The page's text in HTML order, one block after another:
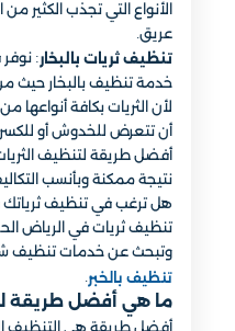
الأنواع التي تجذب الكثير
عريق.
تنظيف ثريات بالبخار:
خدمة تنظيف بالبخار حيث
لأن الثريات بكافة أنواعها
أن تتعرض للخدوش أو
أفضل طريقة لتنظيف
نتيجة ممكنة وبأنسب
هل ترغب في تنظيف
تنظيف ثريات في الرياض
وتبحث عن خدمات تنظيف
تنظيف بالخبر.
ما هي أفضل طريقة
أفضل طريقة هي التنظيف